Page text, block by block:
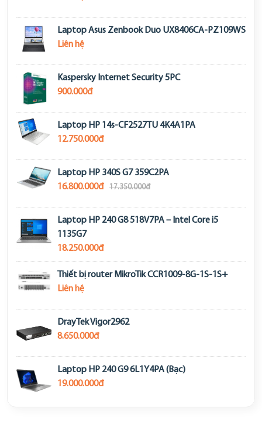
Laptop Asus Zenbook Duo UX8406CA-PZ109WS
Liên hệ
Kaspersky Internet Security 5PC
900.000đ
Laptop HP 14s-CF2527TU 4K4A1PA
12.750.000đ
Laptop HP 340S G7 359C2PA
16.800.000đ
17.350.000đ
Laptop HP 240 G8 518V7PA – Intel Core i5
1135G7
18.250.000đ
Thiết bị router MikroTik CCR1009-8G-1S-1S+
Liên hệ
DrayTek Vigor2962
8.650.000đ
Laptop HP 240 G9 6L1Y4PA (Bạc)
19.000.000đ